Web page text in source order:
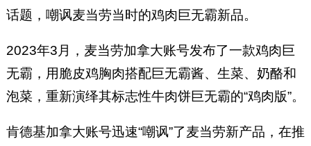
话题，嘲讽麦当劳当时的鸡肉巨无霸新品。
2023年3月，麦当劳加拿大账号发布了一款鸡肉巨
无霸，用脆皮鸡胸肉搭配巨无霸酱、生菜、奶酪和
泡菜，重新演绎其标志性牛肉饼巨无霸的“鸡肉版”。
肯德基加拿大账号迅速“嘲讽”了麦当劳新产品，在推